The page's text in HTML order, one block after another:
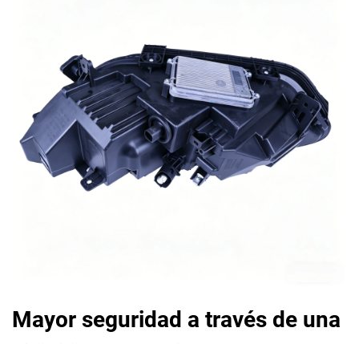
Mayor seguridad a través de una